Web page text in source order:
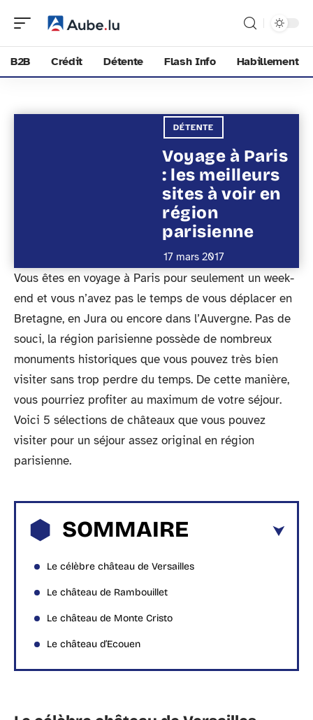
B2B Crédit Détente Flash Info Habillement
DÉTENTE
Voyage à Paris
: les meilleurs
sites à voir en
région
parisienne
17 mars 2017
Vous êtes en voyage à Paris pour seulement un week-
end et vous n’avez pas le temps de vous déplacer en
Bretagne, en Jura ou encore dans l’Auvergne. Pas de
souci, la région parisienne possède de nombreux
monuments historiques que vous pouvez très bien
visiter sans trop perdre du temps. De cette manière,
vous pourriez profiter au maximum de votre séjour.
Voici 5 sélections de châteaux que vous pouvez
visiter pour un séjour assez original en région
parisienne.
SOMMAIRE
Le célèbre château de Versailles
Le château de Rambouillet
Le château de Monte Cristo
Le château d’Ecouen